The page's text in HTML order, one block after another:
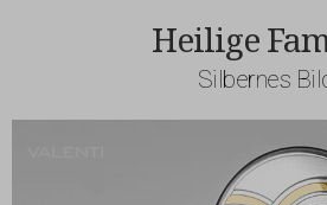
Heilige
Silbernes